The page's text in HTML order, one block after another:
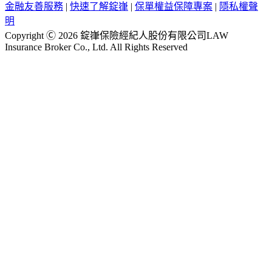
金融友善服務 | 快速了解錠嵂 | 保單權益保障專案 | 隱私權聲
明
Copyright Ⓒ 2026 錠嵂保險經紀人股份有限公司LAW
Insurance Broker Co., Ltd. All Rights Reserved